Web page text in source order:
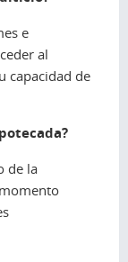
e
al
capacidad de
de la